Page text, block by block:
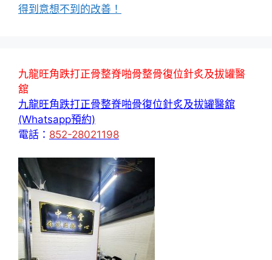
得到意想不到的改善！
九龍旺角跌打正骨整脊啪骨整骨復位針炙及拔罐醫
舘
九龍旺角跌打正骨整脊啪骨復位針炙及拔罐醫舘
(Whatsapp預約)
電話： 852-28021198